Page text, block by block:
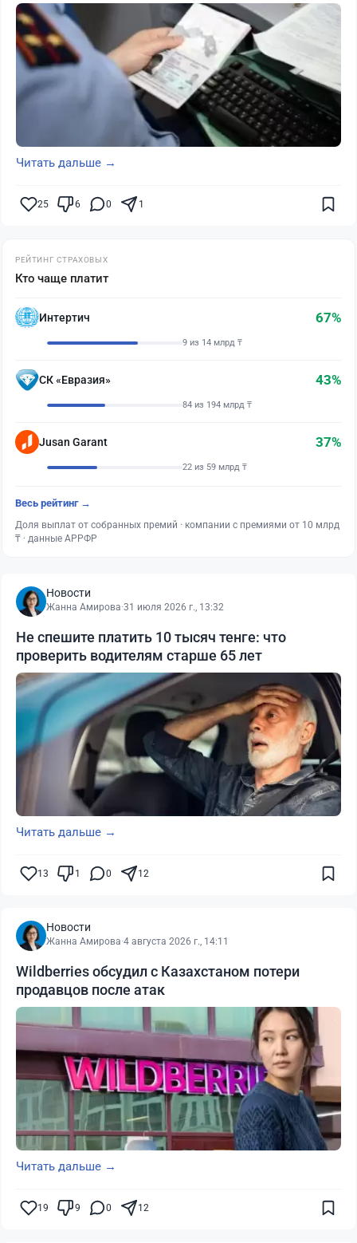
Читать дальше →
25 6 0 1
РЕЙТИНГ СТРАХОВЫХ
Кто чаще платит
Интертич 67%
9 из 14 млрд ₸
СК «Евразия» 43%
84 из 194 млрд ₸
Jusan Garant 37%
22 из 59 млрд ₸
Весь рейтинг →
Доля выплат от собранных премий · компании с премиями от 10 млрд
₸ · данные АРРФР
Новости
Жанна Амирова·31 июля 2026 г., 13:32
Не спешите платить 10 тысяч тенге: что
проверить водителям старше 65 лет
Читать дальше →
13 1 0 12
Новости
Жанна Амирова·4 августа 2026 г., 14:11
Wildberries обсудил с Казахстаном потери
продавцов после атак
Читать дальше →
19 9 0 12